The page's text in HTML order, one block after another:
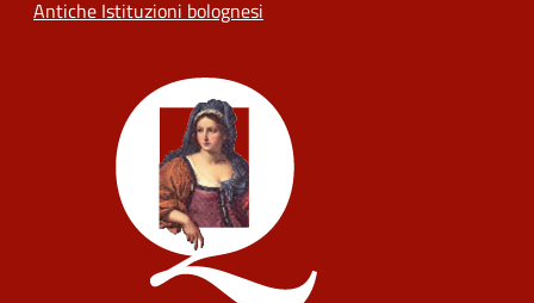
Antiche Istituzioni bolognesi